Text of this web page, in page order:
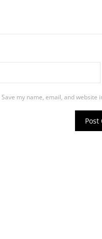
Save my name, email, and